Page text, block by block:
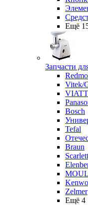
Ещё
Запчасти
Vitek/
Bosch
Tefal
Braun
Scarlett
Zelmer
Ещё 4